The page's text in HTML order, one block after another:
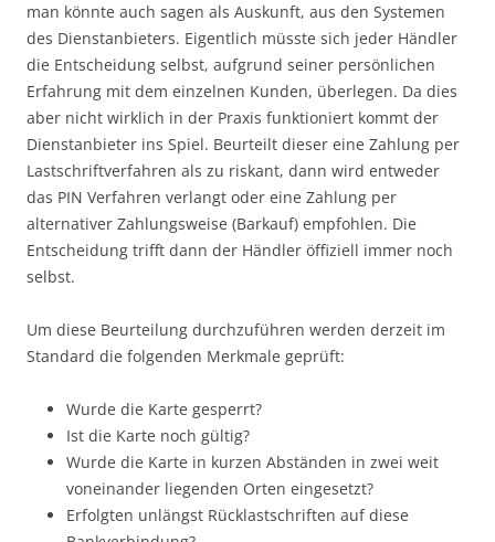
man könnte auch sagen als Auskunft, aus den Systemen
des Dienstanbieters. Eigentlich müsste sich jeder Händler
die Entscheidung selbst, aufgrund seiner persönlichen
Erfahrung mit dem einzelnen Kunden, überlegen. Da dies
aber nicht wirklich in der Praxis funktioniert kommt der
Dienstanbieter ins Spiel. Beurteilt dieser eine Zahlung per
Lastschriftverfahren als zu riskant, dann wird entweder
das PIN Verfahren verlangt oder eine Zahlung per
alternativer Zahlungsweise (Barkauf) empfohlen. Die
Entscheidung trifft dann der Händler öffiziell immer noch
selbst.
Um diese Beurteilung durchzuführen werden derzeit im
Standard die folgenden Merkmale geprüft:
Wurde die Karte gesperrt?
Ist die Karte noch gültig?
Wurde die Karte in kurzen Abständen in zwei weit
voneinander liegenden Orten eingesetzt?
Erfolgten unlängst Rücklastschriften auf diese